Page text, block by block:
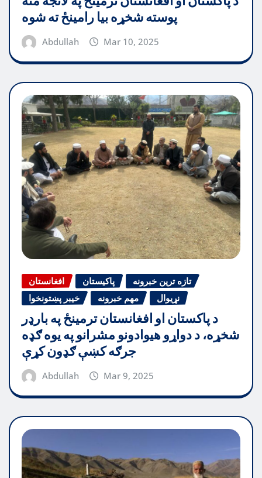
پوسته شخړه بیا رامینځ ته شوه
Abdullah Mar 10, 2025
افغانستان پاکیستان
تازه ترین خبرونه
خیبر پښتونخوا
مهم خبرونه نړیوال
د پاکستان او افغانستان ترمینځ په بارډر
شخړه، د دواړو هیوادونو مشرانو په یوه ګډه
جرګه کښې ګډون کړې
Abdullah Mar 9, 2025